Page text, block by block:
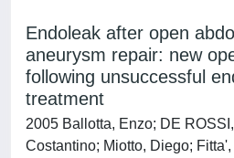
Endoleak after open
aneurysm repair: new
following unsuccessful
treatment
2005 Ballotta, Enzo; DE
Costantino; Miotto, Diego;